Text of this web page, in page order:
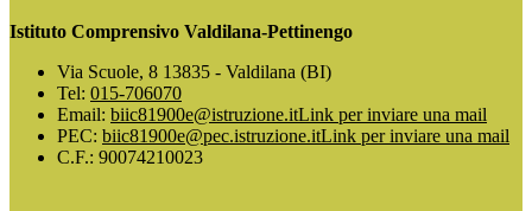
Istituto Comprensivo Valdilana-Pettinengo
Via Scuole, 8 13835 - Valdilana (BI)
Tel: 015-706070
Email: biic81900e@istruzione.itLink per inviare una mail
PEC: biic81900e@pec.istruzione.itLink per inviare una mail
C.F.: 90074210023